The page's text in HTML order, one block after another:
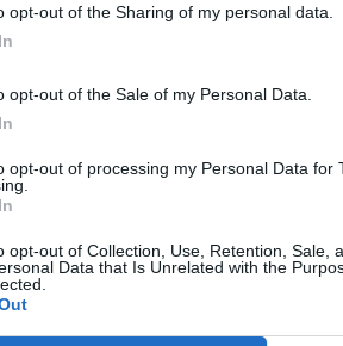
opt-out of the Sharing of my personal data.
opt-out of the Sale of my Personal Data.
opt-out of processing my Personal Data for
opt-out of Collection, Use, Retention, Sale,
Data that Is Unrelated with the